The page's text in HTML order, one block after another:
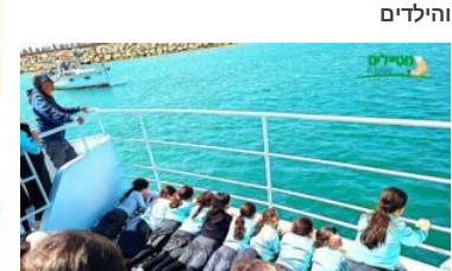
והילדים